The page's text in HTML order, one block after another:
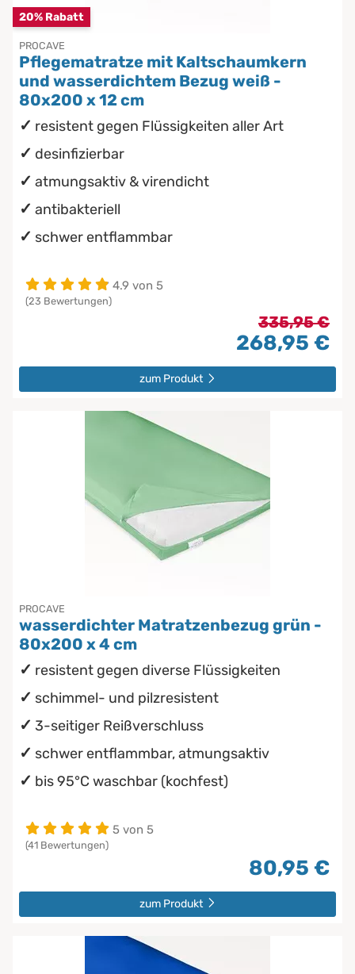
20% Rabatt
PROCAVE
Pflegematratze mit Kaltschaumkern
und wasserdichtem Bezug weiß -
80x200 x 12 cm
resistent gegen Flüssigkeiten aller Art
desinfizierbar
atmungsaktiv & virendicht
antibakteriell
schwer entflammbar
4.9 von 5
(23 Bewertungen)
335,95 €
268,95 €
zum Produkt
PROCAVE
wasserdichter Matratzenbezug grün -
80x200 x 4 cm
resistent gegen diverse Flüssigkeiten
schimmel- und pilzresistent
3-seitiger Reißverschluss
schwer entflammbar, atmungsaktiv
bis 95°C waschbar (kochfest)
5 von 5
(41 Bewertungen)
80,95 €
zum Produkt